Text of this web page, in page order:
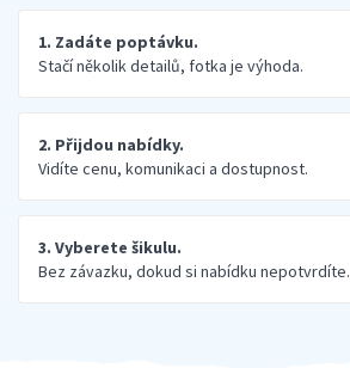
1. Zadáte poptávku.
Stačí několik detailů, fotka je výhoda.
2. Přijdou nabídky.
Vidíte cenu, komunikaci a dostupnost.
3. Vyberete šikulu.
Bez závazku, dokud si nabídku nepotvrdíte.